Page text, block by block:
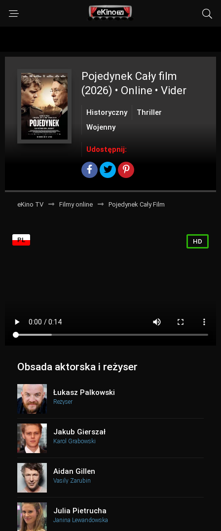
Pojedynek Cały film
(2026) • Online • Vider
Historyczny
Thriller
Wojenny
Udostępnij:
eKino TV Filmy online Pojedynek Cały Film
PL HD
Obsada aktorska i reżyser
Łukasz Palkowski
Reżyser
Jakub Gierszał
Karol Grabowski
Aidan Gillen
Vasily Zarubin
Julia Pietrucha
Janina Lewandowska